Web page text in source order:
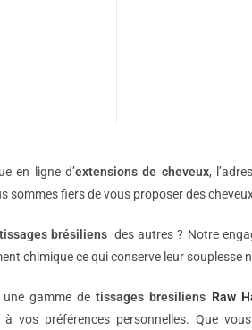
en ligne d’extensions de cheveux,
sommes fiers de vous proposer des
tissages brésiliensdes autres ? Notre
chimique ce qui conserve leur souplesse
une gamme detissages bresiliens Raw
vos préférences personnelles. Que